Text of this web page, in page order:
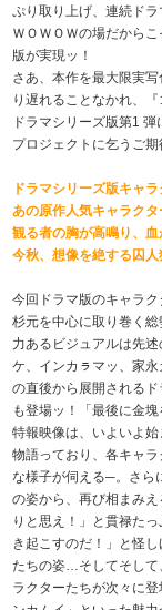
ぷり取り上げ、連続ドラ
ＷＯＷＯＷの場だから
版が実現ッ！
さあ、本作を最大限実
り遅れることなかれ、
ドラマシリーズ版第1
プロジェクトに乞うご期
ドラマシリーズ版キャ
あの原作人気キャラク
観る者の胸が高鳴り、
今秋、想像を絶する囚
今回ドラマ版のキャラ
杉元を中心に取り巻く
力あるビジュアルは先
ケ、インカㇻマッ、家
の直後から展開される
も登場ッ！「最後に金
特報映像は、いよいよ
物語っており、各キャ
な様子が伺える─。さら
の姿から、再び相まみ
りと思え！」と貫禄た
き起こすのだ！」と怪
たちの姿…そしてそして
ラクターたちが次々に登